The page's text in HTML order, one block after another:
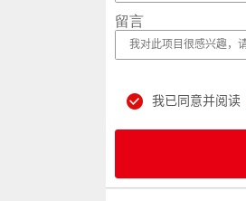
留言
我已同意并阅读